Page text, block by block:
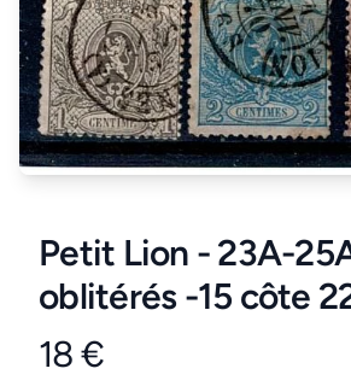
Petit Lion - 23A-
oblitérés -15 côte
Product information
18 €